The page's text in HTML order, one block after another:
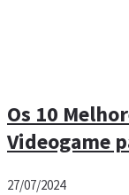
Os 10
Videogame
27/07/2024